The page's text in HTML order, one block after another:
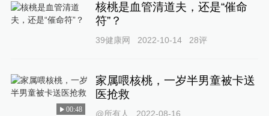
核桃是血管清道夫，还是“催命
符”？
39健康网 2022-10-14 28评
00:48
家属喂核桃，一岁半男童被卡送
医抢救
@所有人 2022-08-16